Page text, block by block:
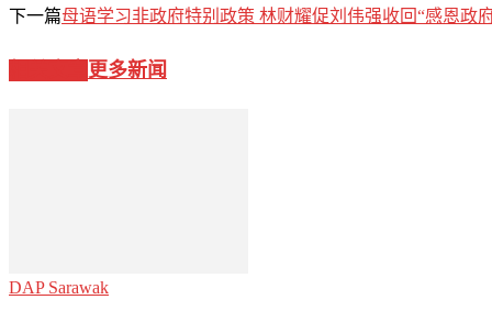
下一篇母语学习非政府特别政策 林财耀促刘伟强收回“感恩政
更多新闻
DAP Sarawak